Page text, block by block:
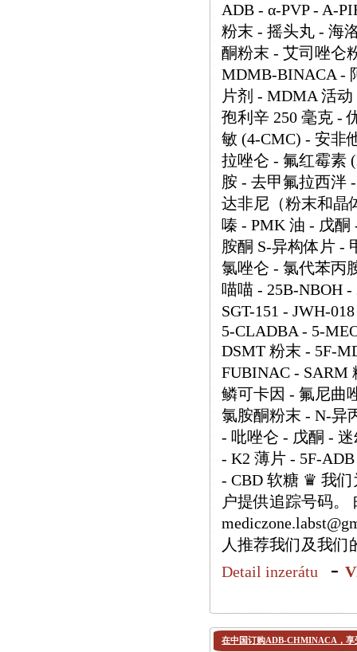
ADB - α-PVP - A-
粉末 - 摇头丸 - 海
酮粉末 - 艾司唑仑
MDMB-BINACA -
片剂 - MDMA 活
孢利辛 250 毫克 -
敏 (4-CMC) - 安非
拉唑仑 - 氟红霉素
胺 - 去甲氟拉西泮
达非尼（粉末和晶
嗪 - PMK 油 - 戊酮
胺酮 S-异构体片 -
氯唑仑 - 氯代苯丙
喵喵 - 25B-NBOH
SGT-151 - JWH-
5-CLADBA - 5-
DSMT 粉末 - 5F-
FUBINAC - SARM
鳞可卡因 - 氟尼曲
氯胺酮粉末 - N-异
- 吡唑仑 - 戊酮 -
- K2 薄片 - 5F-
- CBD 软糖 ♛ 我们
户提供追踪号码。
人推荐我们及我们
Detail inzerátu
-
在中国订购ADB-CHMINACA，享